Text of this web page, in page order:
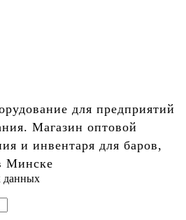
для предприятий
Магазин оптовой
и инвентаря для баров,
Минске
данных